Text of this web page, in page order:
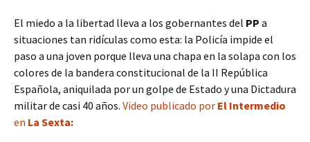
El miedo a la libertad lleva a los gobernantes del PP a
situaciones tan ridículas como esta: la Policía impide el
paso a una joven porque lleva una chapa en la solapa con los
colores de la bandera constitucional de la II República
Española, aniquilada por un golpe de Estado y una Dictadura
militar de casi 40 años. Video publicado por El Intermedio
en La Sexta: